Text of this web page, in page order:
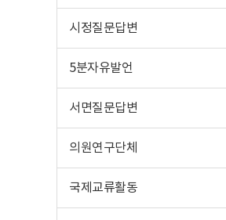
시정질문답변
5분자유발언
서면질문답변
의원연구단체
국제교류활동